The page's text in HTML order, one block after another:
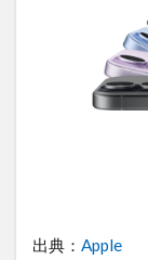
出典： Apple